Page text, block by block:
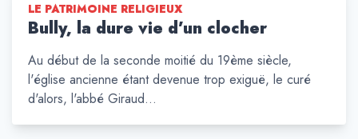
LE PATRIMOINE RELIGIEUX
Bully, la dure vie d’un clocher
Au début de la seconde moitié du 19ème siècle,
l'église ancienne étant devenue trop exiguë, le curé
d'alors, l'abbé Giraud…